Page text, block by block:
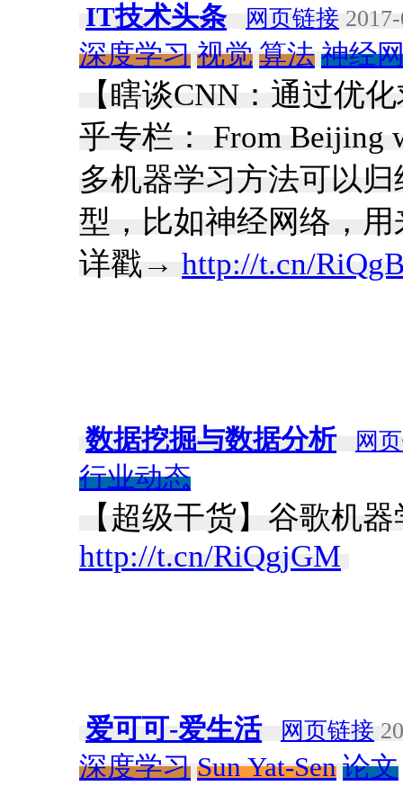
IT技术头条 网页链接
深度学习 视觉 算法 神经
【瞎谈CNN：通过优
乎专栏： From Beijing
多机器学习方法可以
型，比如神经网络，
详戳→ http://t.cn/
数据挖掘与数据分析 网
行业动态
【超级干货】谷歌机
http://t.cn/RiQgjGM
爱可可-爱生活 网页链接
深度学习 Sun Yat-Sen 论文